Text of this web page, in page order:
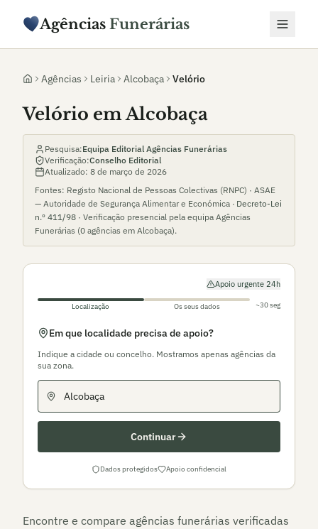
Agências Funerárias
Agências Leiria Alcobaça Velório
Velório em Alcobaça
Pesquisa:Equipa Editorial Agências Funerárias
Verificação:Conselho Editorial
Atualizado: 8 de março de 2026
Fontes: Registo Nacional de Pessoas Colectivas (RNPC) · ASAE
— Autoridade de Segurança Alimentar e Económica · Decreto-Lei
n.º 411/98 · Verificação presencial pela equipa Agências
Funerárias (0 agências em Alcobaça).
Apoio urgente 24h
Localização Os seus dados ~30 seg
Em que localidade precisa de apoio?
Indique a cidade ou concelho. Mostramos apenas agências da
sua zona.
Continuar
Dados protegidos Apoio confidencial
Encontre e compare agências funerárias verificadas